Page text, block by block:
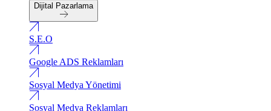
Dijital Pazarlama
S.E.O
Google ADS Reklamları
Sosyal Medya Yönetimi
Sosyal Medya Reklamları